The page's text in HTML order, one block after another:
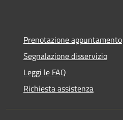
Prenotazione appuntamento
Segnalazione disservizio
Leggi le FAQ
Richiesta assistenza